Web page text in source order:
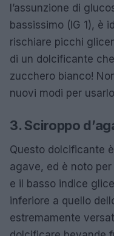
l’assunzione di
bassissimo (IG 1), è
rischiare picchi
di un dolcificante
zucchero bianco!
nuovi modi per
3. Sciroppo
Questo dolcificante
agave, ed è noto
e il basso indice
inferiore a quello
estremamente